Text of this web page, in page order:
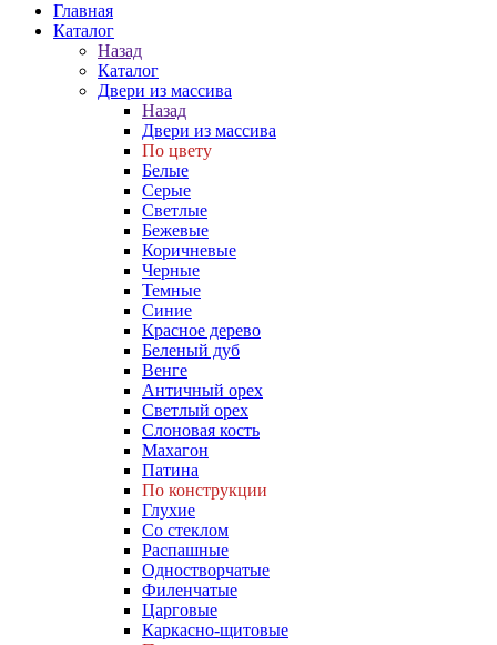
Главная
Каталог
Назад
Каталог
Двери из массива
Назад
Двери из массива
По цвету
Белые
Серые
Светлые
Бежевые
Коричневые
Черные
Темные
Синие
Красное дерево
Беленый дуб
Венге
Античный орех
Светлый орех
Слоновая кость
Махагон
Патина
По конструкции
Глухие
Со стеклом
Распашные
Одностворчатые
Филенчатые
Царговые
Каркасно-щитовые